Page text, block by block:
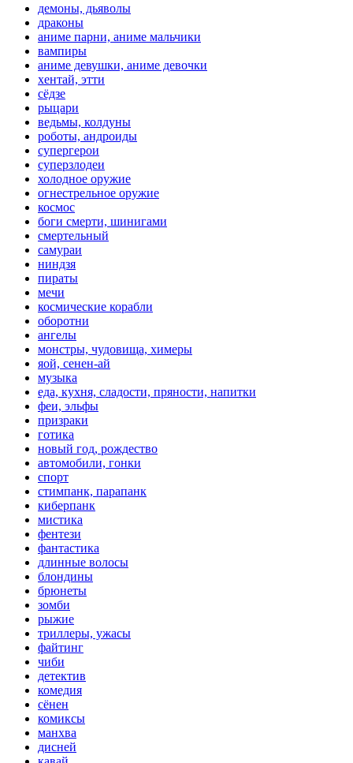
демоны, дьяволы
драконы
аниме парни, аниме мальчики
вампиры
аниме девушки, аниме девочки
хентай, этти
сёдзе
рыцари
ведьмы, колдуны
роботы, андроиды
супергерои
суперзлодеи
холодное оружие
огнестрельное оружие
космос
боги смерти, шинигами
смертельный
самураи
ниндзя
пираты
мечи
космические корабли
оборотни
ангелы
монстры, чудовища, химеры
яой, сенен-ай
музыка
еда, кухня, сладости, пряности, напитки
феи, эльфы
призраки
готика
новый год, рождество
автомобили, гонки
спорт
стимпанк, парапанк
киберпанк
мистика
фентези
фантастика
длинные волосы
блондины
брюнеты
зомби
рыжие
триллеры, ужасы
файтинг
чиби
детектив
комедия
сёнен
комиксы
манхва
дисней